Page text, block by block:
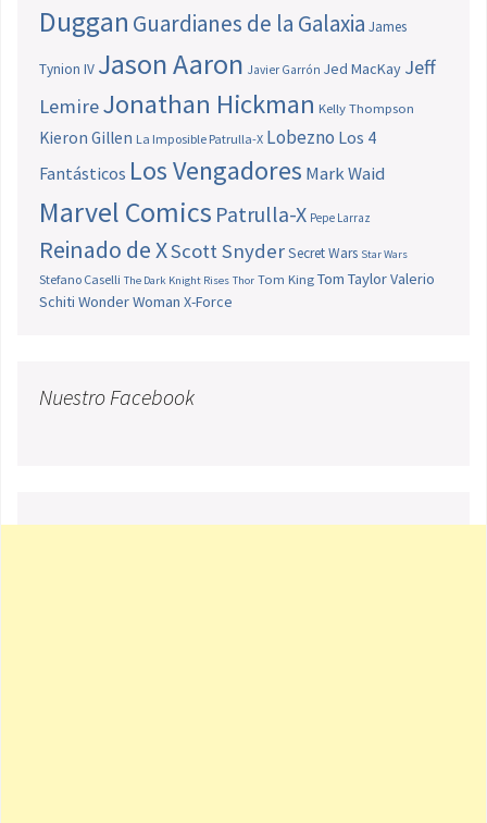
Duggan Guardianes de la Galaxia James
Tynion IV Jason Aaron Javier Garrón Jed MacKay Jeff
LemireJonathan Hickman Kelly Thompson
Kieron Gillen La Imposible Patrulla-X Lobezno Los 4
Fantásticos Los Vengadores Mark Waid
Marvel Comics Patrulla-X Pepe Larraz
Reinado de XScott SnyderSecret Wars Star Wars
Stefano Caselli The Dark Knight Rises Thor Tom King Tom TaylorValerio
Schiti Wonder Woman X-Force
Nuestro Facebook